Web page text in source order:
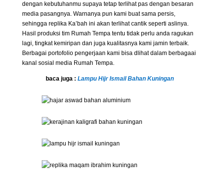
dengan kebutuhanmu supaya tetap terlihat pas dengan besaran
media pasangnya. Warnanya pun kami buat sama persis,
sehingga replika Ka’bah ini akan terlihat cantik seperti aslinya.
Hasil produksi tim Rumah Tempa tentu tidak perlu anda ragukan
lagi, tingkat kemiripan dan juga kualitasnya kami jamin terbaik.
Berbagai portofolio pengerjaan kami bisa dlihat dalam berbagaai
kanal sosial media Rumah Tempa.
baca juga :Lampu Hijr Ismail Bahan Kuningan